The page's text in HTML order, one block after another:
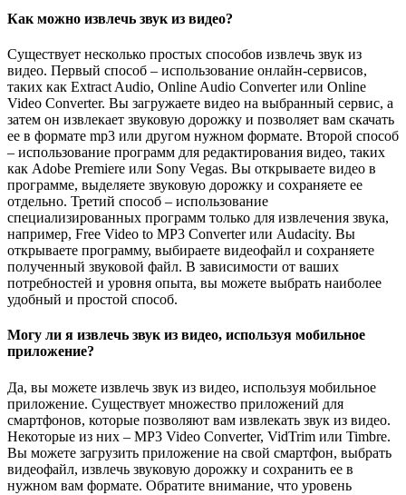
Как можно извлечь звук из видео?
Существует несколько простых способов извлечь звук из
видео. Первый способ – использование онлайн-сервисов,
таких как Extract Audio, Online Audio Converter или Online
Video Converter. Вы загружаете видео на выбранный сервис, а
затем он извлекает звуковую дорожку и позволяет вам скачать
ее в формате mp3 или другом нужном формате. Второй способ
– использование программ для редактирования видео, таких
как Adobe Premiere или Sony Vegas. Вы открываете видео в
программе, выделяете звуковую дорожку и сохраняете ее
отдельно. Третий способ – использование
специализированных программ только для извлечения звука,
например, Free Video to MP3 Converter или Audacity. Вы
открываете программу, выбираете видеофайл и сохраняете
полученный звуковой файл. В зависимости от ваших
потребностей и уровня опыта, вы можете выбрать наиболее
удобный и простой способ.
Могу ли я извлечь звук из видео, используя мобильное
приложение?
Да, вы можете извлечь звук из видео, используя мобильное
приложение. Существует множество приложений для
смартфонов, которые позволяют вам извлекать звук из видео.
Некоторые из них – MP3 Video Converter, VidTrim или Timbre.
Вы можете загрузить приложение на свой смартфон, выбрать
видеофайл, извлечь звуковую дорожку и сохранить ее в
нужном вам формате. Обратите внимание, что уровень